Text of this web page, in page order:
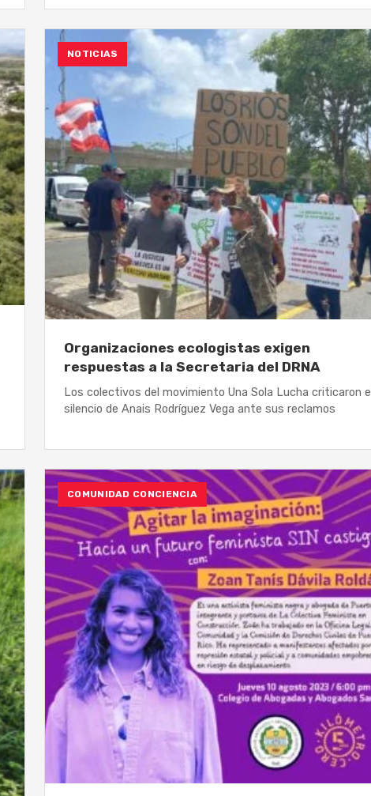
NOTICIAS
Organizaciones ecologistas exigen
respuestas a la Secretaria del DRNA
Los colectivos del movimiento Una Sola Lucha criticaron el
silencio de Anais Rodríguez Vega ante sus reclamos
COMUNIDAD CONCIENCIA